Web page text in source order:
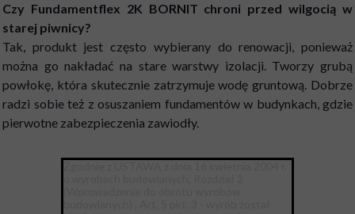
Czy Fundamentflex 2K BORNIT chroni przed wilgocią w
starej piwnicy?
Tak, produkt jest często wybierany do renowacji, ponieważ
można go nakładać na stare warstwy izolacji. Tworzy grubą
powłokę, która skutecznie zatrzymuje wodę gruntową. Dobrze
radzi sobie też z osuszaniem fundamentów w budynkach, gdzie
pierwotne zabezpieczenia zawiodły.